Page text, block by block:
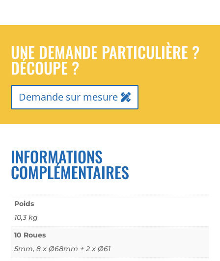
UNE DEMANDE PARTICULIÈRE ?
DÉCOUPE ?
Demande sur mesure
INFORMATIONS
COMPLÉMENTAIRES
Poids
10,3 kg
10 Roues
5mm, 8 x Ø68mm + 2 x Ø61